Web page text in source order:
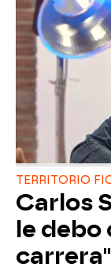
TERRITORIO
Carlos
le
carrera"